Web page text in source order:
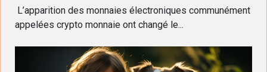
L’apparition des monnaies électroniques communément
appelées crypto monnaie ont changé le...